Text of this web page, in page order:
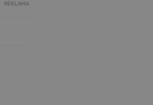
REKLAMA